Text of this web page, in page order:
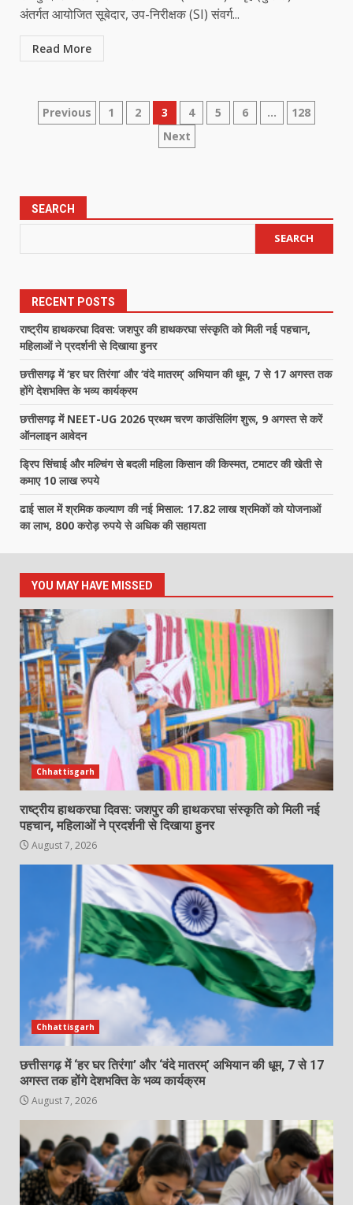
अंतर्गत आयोजित सूबेदार, उप-निरीक्षक (SI) संवर्ग...
Read More
Posts
Previous 1 2 3 4 5 6 …
128
Next
SEARCH
SEARCH
RECENT POSTS
राष्ट्रीय हाथकरघा दिवस: जशपुर की हाथकरघा संस्कृति को मिली नई पहचान,
महिलाओं ने प्रदर्शनी से दिखाया हुनर
छत्तीसगढ़ में ‘हर घर तिरंगा’ और ‘वंदे मातरम्’ अभियान की धूम, 7 से 17 अगस्त तक
होंगे देशभक्ति के भव्य कार्यक्रम
छत्तीसगढ़ में NEET-UG 2026 प्रथम चरण काउंसिलिंग शुरू, 9 अगस्त से करें
ऑनलाइन आवेदन
ड्रिप सिंचाई और मल्चिंग से बदली महिला किसान की किस्मत, टमाटर की खेती से
कमाए 10 लाख रुपये
ढाई साल में श्रमिक कल्याण की नई मिसाल: 17.82 लाख श्रमिकों को योजनाओं
का लाभ, 800 करोड़ रुपये से अधिक की सहायता
YOU MAY HAVE MISSED
Chhattisgarh
राष्ट्रीय हाथकरघा दिवस: जशपुर की हाथकरघा संस्कृति को मिली नई
पहचान, महिलाओं ने प्रदर्शनी से दिखाया हुनर
August 7, 2026
Chhattisgarh
छत्तीसगढ़ में ‘हर घर तिरंगा’ और ‘वंदे मातरम्’ अभियान की धूम, 7 से 17
अगस्त तक होंगे देशभक्ति के भव्य कार्यक्रम
August 7, 2026